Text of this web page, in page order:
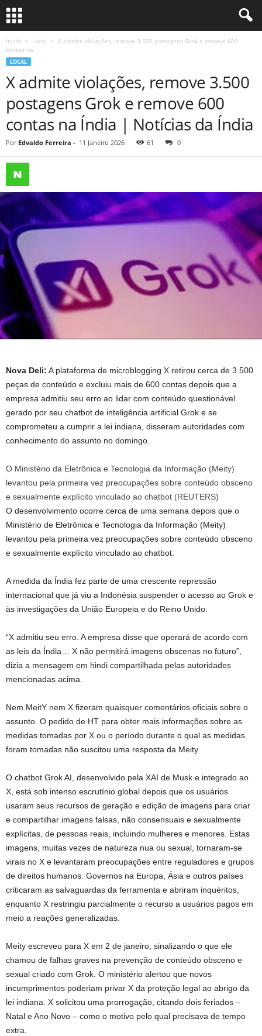
Início Local
X admite violações, remove 3.500 postagens Grok e remove 600
contas na...
LOCAL
X admite violações, remove 3.500
postagens Grok e remove 600
contas na Índia | Notícias da Índia
Por Edvaldo Ferreira - 11 Janeiro 2026 61 0
Nova Deli: A plataforma de microblogging X retirou cerca de 3.500
peças de conteúdo e excluiu mais de 600 contas depois que a
empresa admitiu seu erro ao lidar com conteúdo questionável
gerado por seu chatbot de inteligência artificial Grok e se
comprometeu a cumprir a lei indiana, disseram autoridades com
conhecimento do assunto no domingo.
O Ministério da Eletrônica e Tecnologia da Informação (Meity)
levantou pela primeira vez preocupações sobre conteúdo obsceno
e sexualmente explícito vinculado ao chatbot (REUTERS)
O desenvolvimento ocorre cerca de uma semana depois que o
Ministério de Eletrônica e Tecnologia da Informação (Meity)
levantou pela primeira vez preocupações sobre conteúdo obsceno
e sexualmente explícito vinculado ao chatbot.
A medida da Índia fez parte de uma crescente repressão
internacional que já viu a Indonésia suspender o acesso ao Grok e
às investigações da União Europeia e do Reino Unido.
“X admitiu seu erro. A empresa disse que operará de acordo com
as leis da Índia… X não permitirá imagens obscenas no futuro”,
dizia a mensagem em hindi compartilhada pelas autoridades
mencionadas acima.
Nem MeitY nem X fizeram quaisquer comentários oficiais sobre o
assunto. O pedido de HT para obter mais informações sobre as
medidas tomadas por X ou o período durante o qual as medidas
foram tomadas não suscitou uma resposta da Meity.
O chatbot Grok AI, desenvolvido pela XAI de Musk e integrado ao
X, está sob intenso escrutínio global depois que os usuários
usaram seus recursos de geração e edição de imagens para criar
e compartilhar imagens falsas, não consensuais e sexualmente
explícitas, de pessoas reais, incluindo mulheres e menores. Estas
imagens, muitas vezes de natureza nua ou sexual, tornaram-se
virais no X e levantaram preocupações entre reguladores e grupos
de direitos humanos. Governos na Europa, Ásia e outros países
criticaram as salvaguardas da ferramenta e abriram inquéritos,
enquanto X restringiu parcialmente o recurso a usuários pagos em
meio a reações generalizadas.
Meity escreveu para X em 2 de janeiro, sinalizando o que ele
chamou de falhas graves na prevenção de conteúdo obsceno e
sexual criado com Grok. O ministério alertou que novos
incumprimentos poderiam privar X da proteção legal ao abrigo da
lei indiana. X solicitou uma prorrogação, citando dois feriados –
Natal e Ano Novo – como o motivo pelo qual precisava de tempo
extra.